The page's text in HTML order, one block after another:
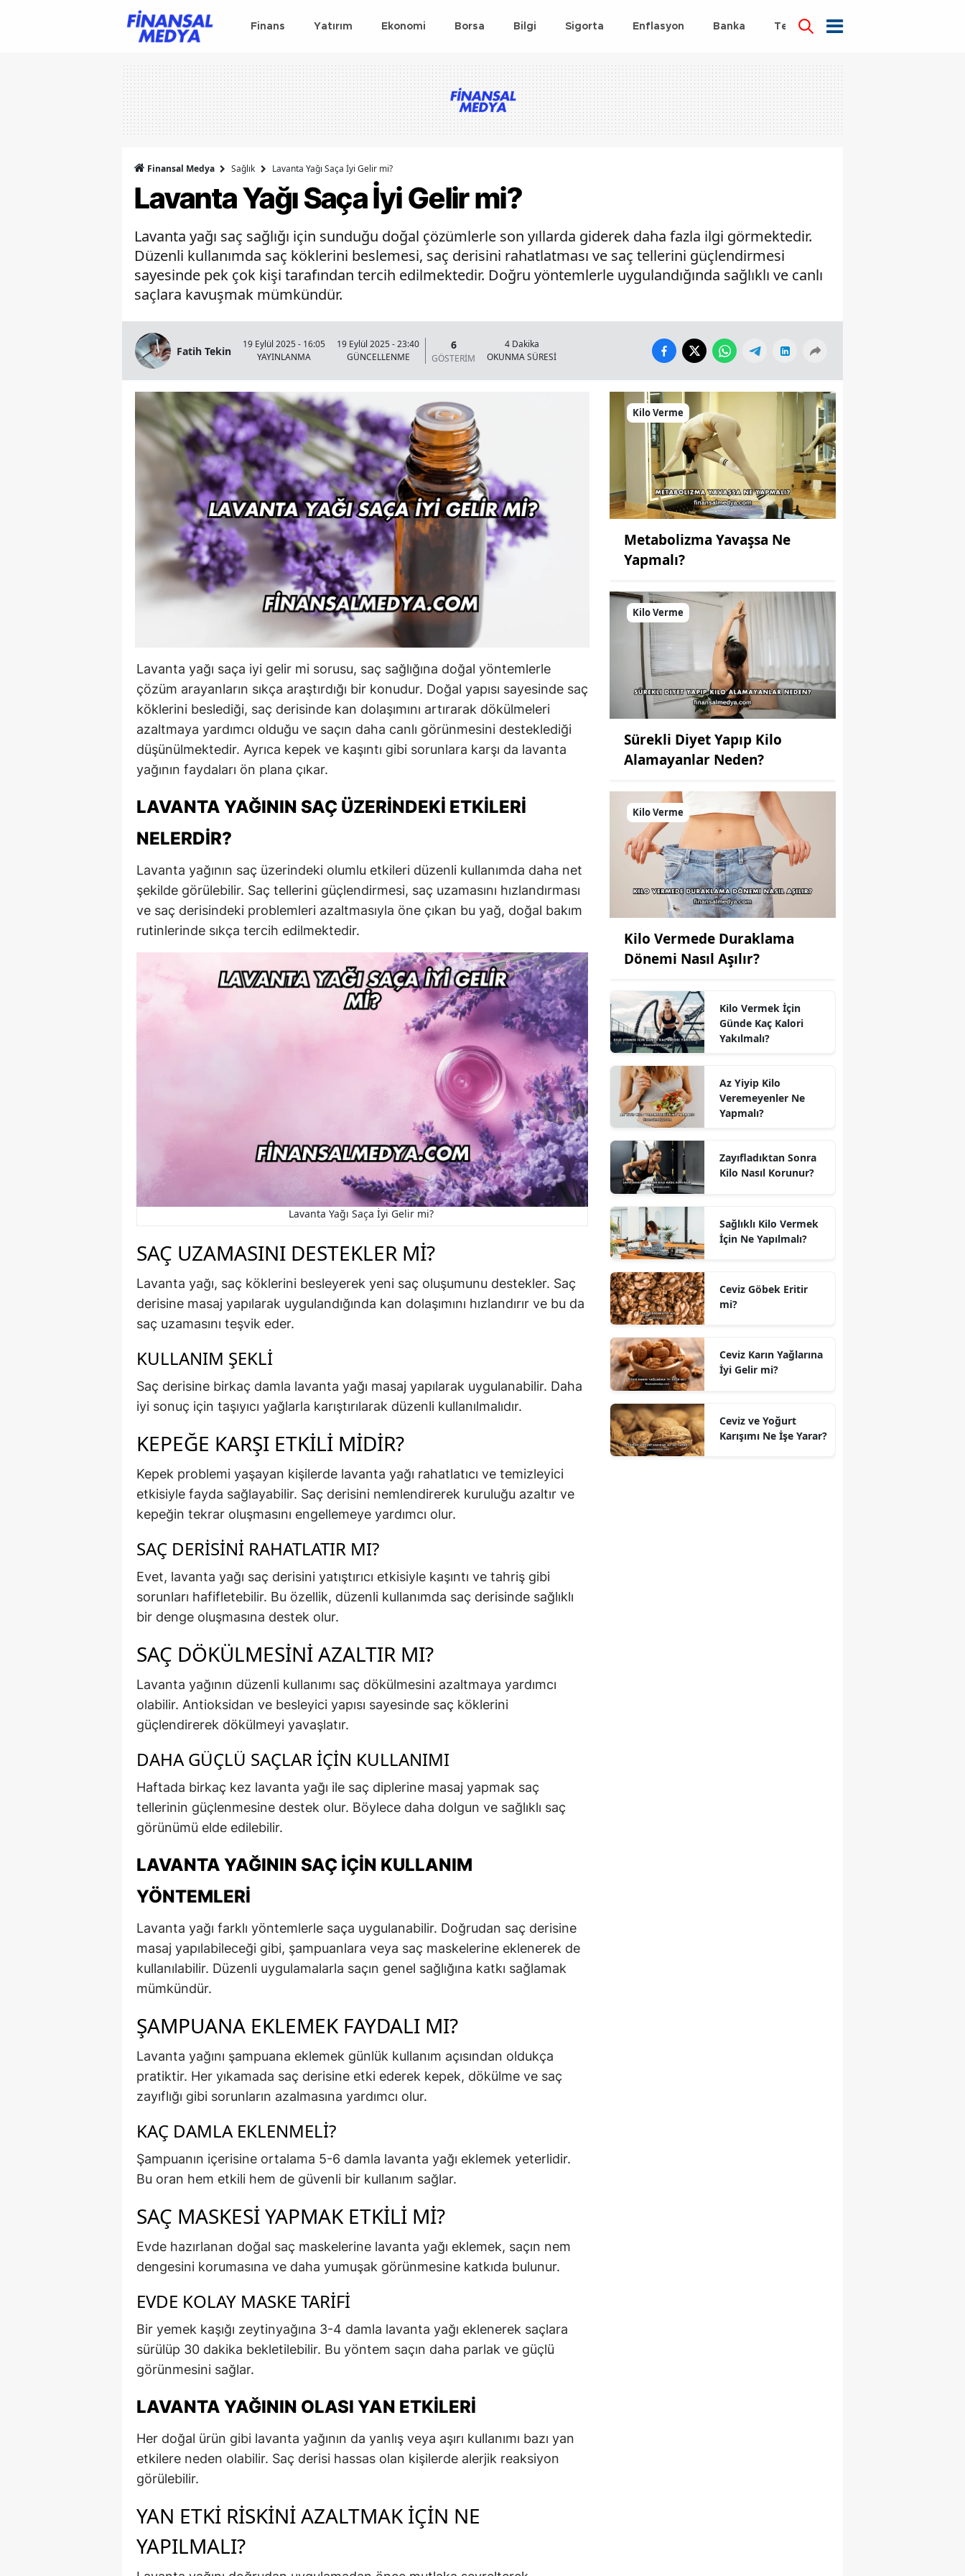
Finans Yatırım Ekonomi Borsa Bilgi Sigorta Enflasyon Banka Teknoloji
Finansal Medya Sağlık Lavanta Yağı Saça İyi Gelir mi?
Lavanta Yağı Saça İyi Gelir mi?
Lavanta yağı saç sağlığı için sunduğu doğal çözümlerle son yıllarda giderek daha fazla ilgi görmektedir.
Düzenli kullanımda saç köklerini beslemesi, saç derisini rahatlatması ve saç tellerini güçlendirmesi
sayesinde pek çok kişi tarafından tercih edilmektedir. Doğru yöntemlerle uygulandığında sağlıklı ve canlı
saçlara kavuşmak mümkündür.
Fatih Tekin
19 Eylül 2025 - 16:05
YAYINLANMA
19 Eylül 2025 - 23:40
GÜNCELLENME
6
GÖSTERİM
4 Dakika
OKUNMA SÜRESİ
Lavanta yağı saça iyi gelir mi sorusu, saç sağlığına doğal yöntemlerle
çözüm arayanların sıkça araştırdığı bir konudur. Doğal yapısı sayesinde saç
köklerini beslediği, saç derisinde kan dolaşımını artırarak dökülmeleri
azaltmaya yardımcı olduğu ve saçın daha canlı görünmesini desteklediği
düşünülmektedir. Ayrıca kepek ve kaşıntı gibi sorunlara karşı da lavanta
yağının faydaları ön plana çıkar.
LAVANTA YAĞININ SAÇ ÜZERINDEKI ETKILERI
NELERDIR?
Lavanta yağının saç üzerindeki olumlu etkileri düzenli kullanımda daha net
şekilde görülebilir. Saç tellerini güçlendirmesi, saç uzamasını hızlandırması
ve saç derisindeki problemleri azaltmasıyla öne çıkan bu yağ, doğal bakım
rutinlerinde sıkça tercih edilmektedir.
Lavanta Yağı Saça İyi Gelir mi?
SAÇ UZAMASINI DESTEKLER MI?
Lavanta yağı, saç köklerini besleyerek yeni saç oluşumunu destekler. Saç
derisine masaj yapılarak uygulandığında kan dolaşımını hızlandırır ve bu da
saç uzamasını teşvik eder.
KULLANIM ŞEKLI
Saç derisine birkaç damla lavanta yağı masaj yapılarak uygulanabilir. Daha
iyi sonuç için taşıyıcı yağlarla karıştırılarak düzenli kullanılmalıdır.
KEPEĞE KARŞI ETKILI MIDIR?
Kepek problemi yaşayan kişilerde lavanta yağı rahatlatıcı ve temizleyici
etkisiyle fayda sağlayabilir. Saç derisini nemlendirerek kuruluğu azaltır ve
kepeğin tekrar oluşmasını engellemeye yardımcı olur.
SAÇ DERISINI RAHATLATIR MI?
Evet, lavanta yağı saç derisini yatıştırıcı etkisiyle kaşıntı ve tahriş gibi
sorunları hafifletebilir. Bu özellik, düzenli kullanımda saç derisinde sağlıklı
bir denge oluşmasına destek olur.
SAÇ DÖKÜLMESINI AZALTIR MI?
Lavanta yağının düzenli kullanımı saç dökülmesini azaltmaya yardımcı
olabilir. Antioksidan ve besleyici yapısı sayesinde saç köklerini
güçlendirerek dökülmeyi yavaşlatır.
DAHA GÜÇLÜ SAÇLAR İÇIN KULLANIMI
Haftada birkaç kez lavanta yağı ile saç diplerine masaj yapmak saç
tellerinin güçlenmesine destek olur. Böylece daha dolgun ve sağlıklı saç
görünümü elde edilebilir.
LAVANTA YAĞININ SAÇ İÇIN KULLANIM
YÖNTEMLERI
Lavanta yağı farklı yöntemlerle saça uygulanabilir. Doğrudan saç derisine
masaj yapılabileceği gibi, şampuanlara veya saç maskelerine eklenerek de
kullanılabilir. Düzenli uygulamalarla saçın genel sağlığına katkı sağlamak
mümkündür.
ŞAMPUANA EKLEMEK FAYDALI MI?
Lavanta yağını şampuana eklemek günlük kullanım açısından oldukça
pratiktir. Her yıkamada saç derisine etki ederek kepek, dökülme ve saç
zayıflığı gibi sorunların azalmasına yardımcı olur.
KAÇ DAMLA EKLENMELI?
Şampuanın içerisine ortalama 5-6 damla lavanta yağı eklemek yeterlidir.
Bu oran hem etkili hem de güvenli bir kullanım sağlar.
SAÇ MASKESI YAPMAK ETKILI MI?
Evde hazırlanan doğal saç maskelerine lavanta yağı eklemek, saçın nem
dengesini korumasına ve daha yumuşak görünmesine katkıda bulunur.
EVDE KOLAY MASKE TARIFI
Bir yemek kaşığı zeytinyağına 3-4 damla lavanta yağı eklenerek saçlara
sürülüp 30 dakika bekletilebilir. Bu yöntem saçın daha parlak ve güçlü
görünmesini sağlar.
LAVANTA YAĞININ OLASI YAN ETKILERI
Her doğal ürün gibi lavanta yağının da yanlış veya aşırı kullanımı bazı yan
etkilere neden olabilir. Saç derisi hassas olan kişilerde alerjik reaksiyon
görülebilir.
YAN ETKI RISKINI AZALTMAK İÇIN NE
YAPILMALI?
Kilo Verme
Metabolizma Yavaşsa Ne
Yapmalı?
Kilo Verme
Sürekli Diyet Yapıp Kilo
Alamayanlar Neden?
Kilo Verme
Kilo Vermede Duraklama
Dönemi Nasıl Aşılır?
Kilo Vermek İçin
Günde Kaç Kalori
Yakılmalı?
Az Yiyip Kilo
Veremeyenler Ne
Yapmalı?
Zayıfladıktan Sonra
Kilo Nasıl Korunur?
Sağlıklı Kilo Vermek
İçin Ne Yapılmalı?
Ceviz Göbek Eritir
mi?
Ceviz Karın Yağlarına
İyi Gelir mi?
Ceviz ve Yoğurt
Karışımı Ne İşe Yarar?